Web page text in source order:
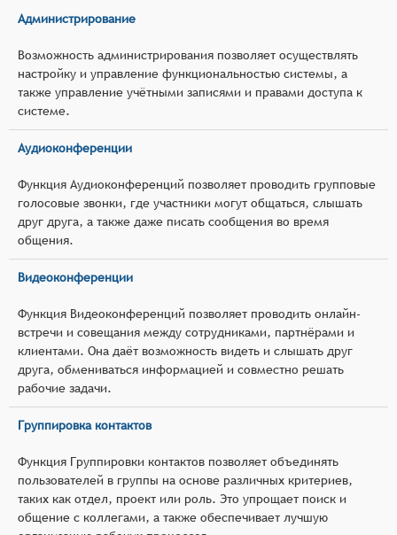
Администрирование
Возможность администрирования позволяет осуществлять
настройку и управление функциональностью системы, а
также управление учётными записями и правами доступа к
системе.
Аудиоконференции
Функция Аудиоконференций позволяет проводить групповые
голосовые звонки, где участники могут общаться, слышать
друг друга, а также даже писать сообщения во время
общения.
Видеоконференции
Функция Видеоконференций позволяет проводить онлайн-
встречи и совещания между сотрудниками, партнёрами и
клиентами. Она даёт возможность видеть и слышать друг
друга, обмениваться информацией и совместно решать
рабочие задачи.
Группировка контактов
Функция Группировки контактов позволяет объединять
пользователей в группы на основе различных критериев,
таких как отдел, проект или роль. Это упрощает поиск и
общение с коллегами, а также обеспечивает лучшую